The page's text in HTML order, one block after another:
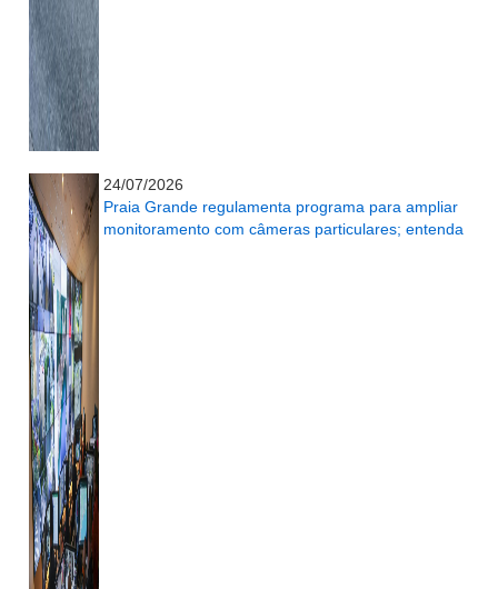
24/07/2026
Praia Grande regulamenta programa para ampliar
monitoramento com câmeras particulares; entenda